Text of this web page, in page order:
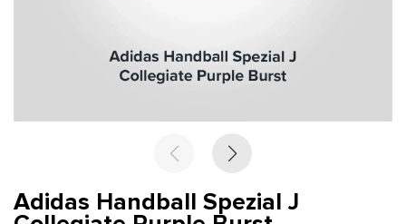
Adidas Handball Spezial J